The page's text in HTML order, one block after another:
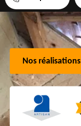
Nos réalisations